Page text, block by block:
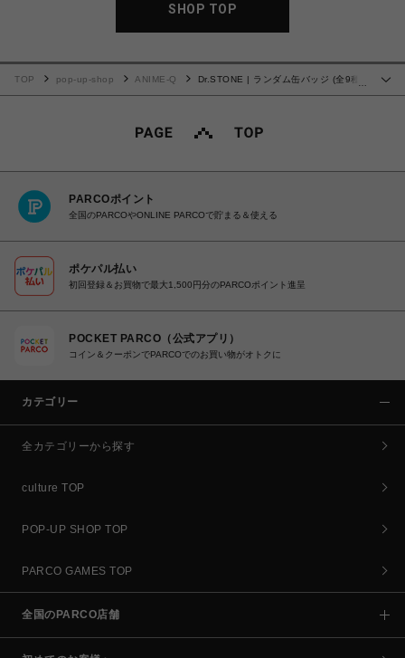
SHOP TOP
TOP pop-up-shop ANIME-Q
Dr.STONE | ランダム缶バッジ (全9種)
PARCOポイント
全国のPARCOやONLINE PARCOで貯まる＆使える
ポケパル払い
初回登録＆お買物で最大1,500円分のPARCOポイント進呈
POCKET PARCO（公式アプリ）
コイン＆クーポンでPARCOでのお買い物がオトクに
カテゴリー
全カテゴリーから探す
culture TOP
POP-UP SHOP TOP
PARCO GAMES TOP
全国のPARCO店舗